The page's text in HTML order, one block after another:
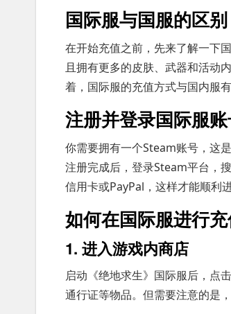
国际服与国服的区别
在开始充值之前，先来了解一下
且拥有更多的皮肤、武器和活动
着，国际服的充值方式与国内服
注册并登录国际服
你需要拥有一个Steam账号，这
注册完成后，登录Steam平台，
信用卡或PayPal，这样才能顺利
如何在国际服进行充
1. 进入游戏内商店
启动《绝地求生》国际服后，点
通行证等物品。但需要注意的是